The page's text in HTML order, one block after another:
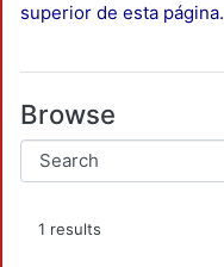
superior de esta página.
Browse
1 results